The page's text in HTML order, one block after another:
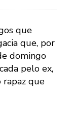
que
que, por
domingo
pelo ex,
que